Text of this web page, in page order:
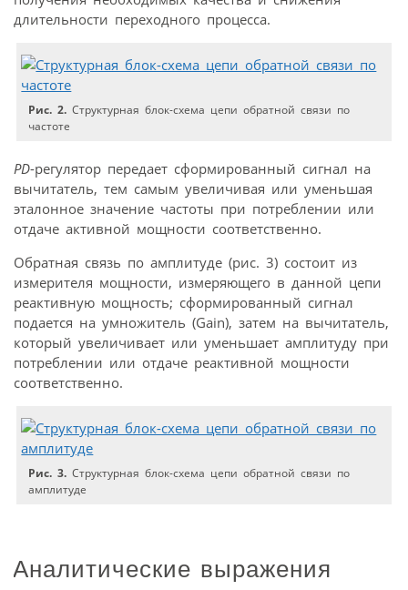
длительности переходного процесса.
Рис. 2. Структурная блок-схема цепи обратной связи по
частоте
PD-регулятор передает сформированный сигнал на
вычитатель, тем самым увеличивая или уменьшая
эталонное значение частоты при потреблении или
отдаче активной мощности соответственно.
Обратная связь по амплитуде (рис. 3) состоит из
измерителя мощности, измеряющего в данной цепи
реактивную мощность; сформированный сигнал
подается на умножитель (Gain), затем на вычитатель,
который увеличивает или уменьшает амплитуду при
потреблении или отдаче реактивной мощности
соответственно.
Рис. 3. Структурная блок-схема цепи обратной связи по
амплитуде
Аналитические выражения